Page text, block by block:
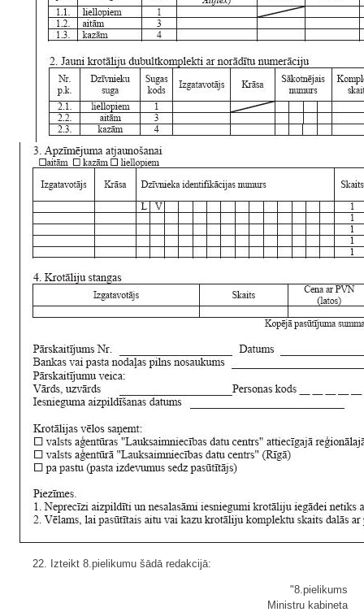
22. Izteikt 8.pielikumu šādā redakcijā:
"8.pielikums
Ministru kabineta